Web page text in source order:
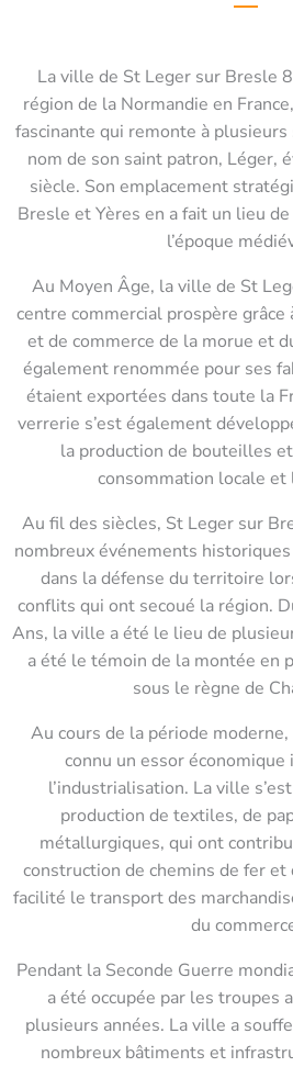
La ville de St Leger sur Bresle
région de la Normandie en
fascinante qui remonte à
nom de son saint patron, Léger,
siècle. Son emplacement
Bresle et Yères en a fait un lieu
l’époque
Au Moyen Âge, la ville de St
centre commercial prospère grâce
et de commerce de la morue et
également renommée pour ses
étaient exportées dans toute la
verrerie s’est également
la production de bouteilles
consommation locale et
Au fil des siècles, St Leger sur
nombreux événements
dans la défense du territoire
conflits qui ont secoué la région.
Ans, la ville a été le lieu de
a été le témoin de la montée en
sous le règne de
Au cours de la période
connu un essor économique
l’industrialisation. La ville
production de textiles, de
métallurgiques, qui ont
construction de chemins de fer
facilité le transport des
du
Pendant la Seconde Guerre
a été occupée par les troupes
plusieurs années. La ville a
nombreux bâtiments et